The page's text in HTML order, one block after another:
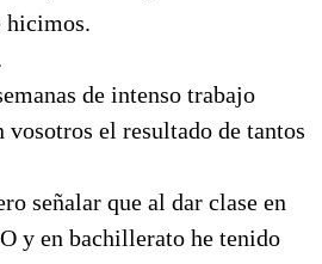
hicimos.
de intenso trabajo
el resultado de tantos
señalar que al dar clase en
y en bachillerato he tenido